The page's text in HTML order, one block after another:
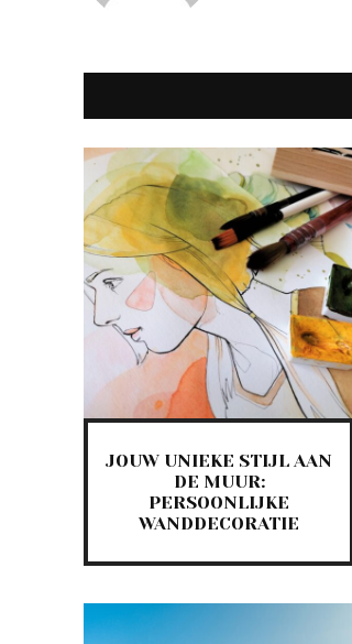
JOUW UNIEKE STIJL AAN
DE MUUR:
PERSOONLIJKE
WANDDECORATIE